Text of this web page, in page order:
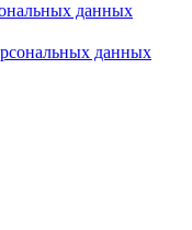
данных
данных